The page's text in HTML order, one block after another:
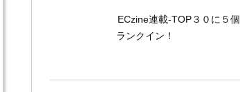
ECzine連載-TOP３０に５個
ランクイン！